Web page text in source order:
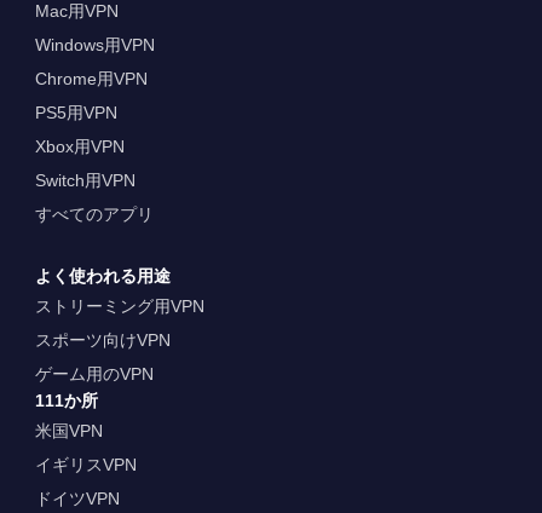
Mac用VPN
Windows用VPN
Chrome用VPN
PS5用VPN
Xbox用VPN
Switch用VPN
すべてのアプリ
よく使われる用途
ストリーミング用VPN
スポーツ向けVPN
ゲーム用のVPN
111か所
米国VPN
イギリスVPN
ドイツVPN